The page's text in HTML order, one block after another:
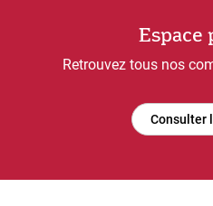
Espace
Retrouvez tous nos
Consulter